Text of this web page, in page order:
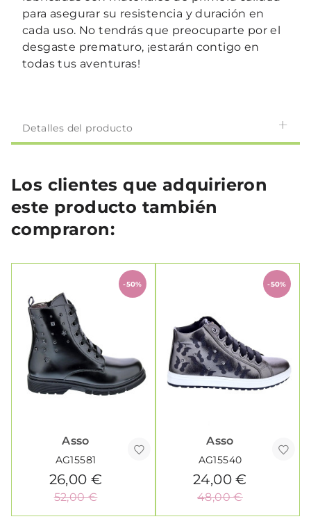
para asegurar su resistencia y duración en
cada uso. No tendrás que preocuparte por el
desgaste prematuro, ¡estarán contigo en
todas tus aventuras!
Detalles del producto
Los clientes que adquirieron
este producto también
compraron:
-50%
Asso
AG15581
26,00 €
52,00 €
-50%
Asso
AG15540
24,00 €
48,00 €